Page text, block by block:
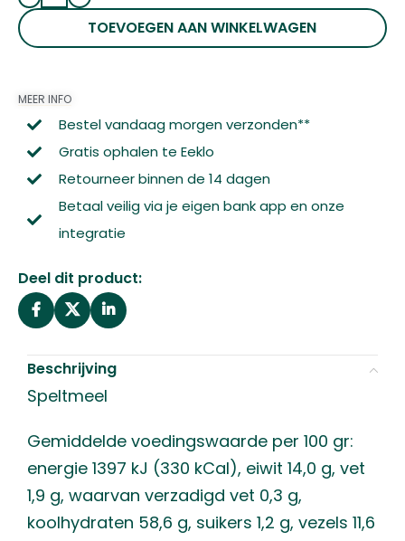
TOEVOEGEN AAN WINKELWAGEN
MEER INFO
Bestel vandaag morgen verzonden**
Gratis ophalen te Eeklo
Retourneer binnen de 14 dagen
Betaal veilig via je eigen bank app en onze
integratie
Deel dit product:
Beschrijving
Speltmeel
Gemiddelde voedingswaarde per 100 gr:
energie 1397 kJ (330 kCal), eiwit 14,0 g, vet
1,9 g, waarvan verzadigd vet 0,3 g,
koolhydraten 58,6 g, suikers 1,2 g, vezels 11,6